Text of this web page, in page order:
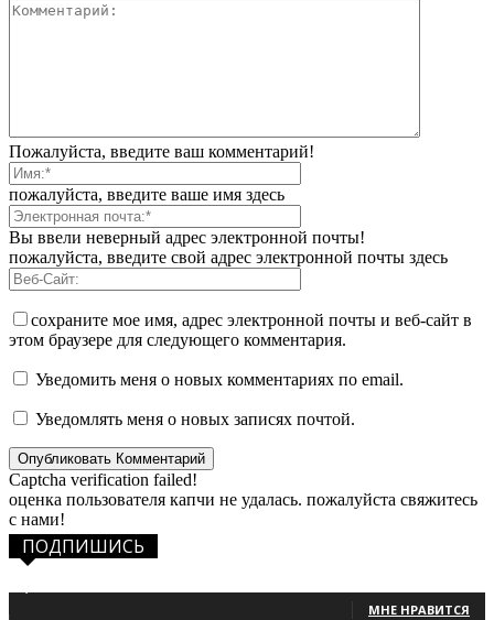
Пожалуйста, введите ваш комментарий!
пожалуйста, введите ваше имя здесь
Вы ввели неверный адрес электронной почты!
пожалуйста, введите свой адрес электронной почты здесь
сохраните мое имя, адрес электронной почты и веб-сайт в
этом браузере для следующего комментария.
Уведомить меня о новых комментариях по email.
Уведомлять меня о новых записях почтой.
Captcha verification failed!
оценка пользователя капчи не удалась. пожалуйста свяжитесь
с нами!
ПОДПИШИСЬ
МНЕ НРАВИТСЯ